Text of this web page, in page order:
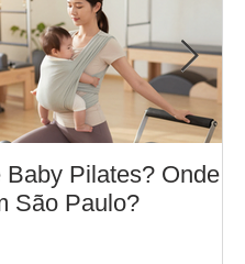
Baby Pilates? Onde
São Paulo?